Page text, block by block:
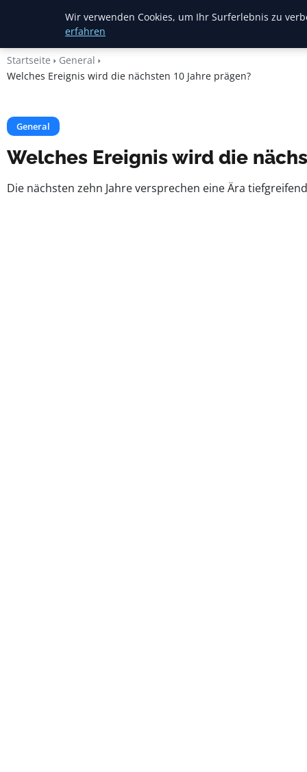
Heide Rundum
Startseite
General
Welches Ereignis wird die nächsten 10 Jahre prägen?
General
Welches Ereignis wird die
Die nächsten zehn Jahre versprechen eine Ära
Wir verwenden Cookies, um Ihr Surferlebnis zu
erfahren